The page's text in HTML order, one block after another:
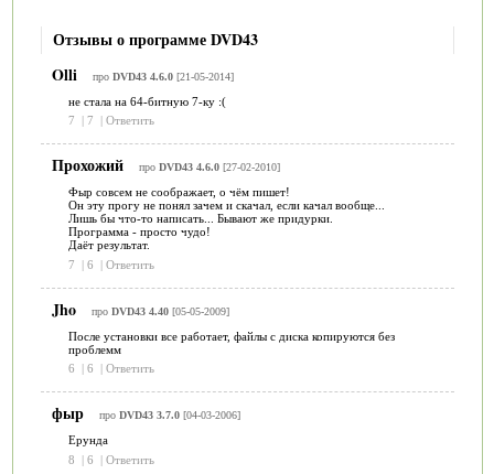
Отзывы о программе DVD43
Olli
про DVD43 4.6.0[21-05-2014]
не стала на 64-битную 7-ку :(
7
7 Ответить
Прохожий про DVD43 4.6.0[27-02-2010]
Фыр совсем не соображает, о чём пишет!
Он эту прогу не понял зачем и скачал, если качал вообще...
Лишь бы что-то написать... Бывают же придурки.
Программа - просто чудо!
Даёт результат.
7
| 6 | Ответить
Jho про DVD43 4.40[05-05-2009]
После установки все работает, файлы с диска копируются без
проблемм
6
6 Ответить
фыр про DVD43 3.7.0[04-03-2006]
Ерунда
8
| 6 | Ответить